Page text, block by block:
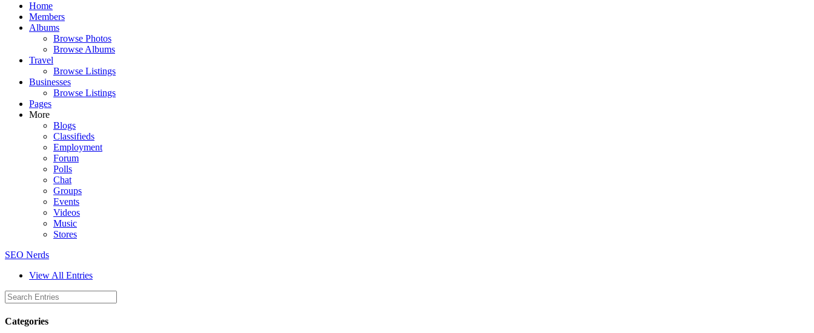
Home
Members
Albums
Browse Photos
Browse Albums
Travel
Browse Listings
Businesses
Browse Listings
Pages
More
Blogs
Classifieds
Employment
Forum
Polls
Chat
Groups
Events
Videos
Music
Stores
SEO Nerds
View All Entries
Categories